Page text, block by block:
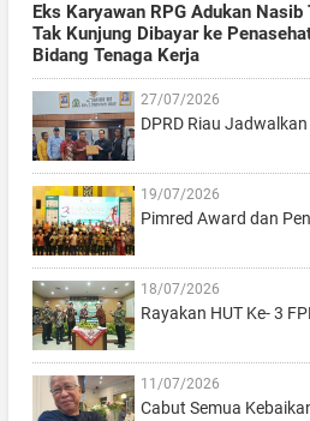
Eks Karyawan RPG Adukan
Tak Kunjung Dibayar ke
Bidang Tenaga Kerja
27/07/2026
DPRD Riau
19/07/2026
Pimred Award dan
18/07/2026
Rayakan HUT Ke- 3
11/07/2026
Cabut Semua